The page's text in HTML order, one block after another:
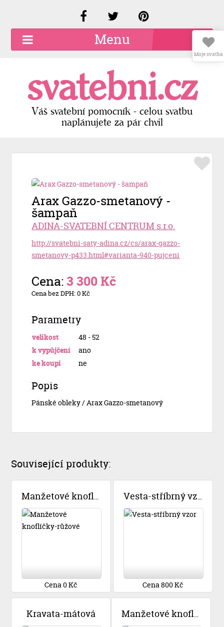
Menu
Kariéra
Kontakty
Přidat firmu
svatebni.cz
Váš svatební pomocník - celou svatbu
naplánujete za pár chvil
Arax Gazzo-smetanový -
šampaň
ADINA-SVATEBNÍ CENTRUM s.r.o.
http://svatebni-saty-adina.cz/cs/arax-gazzo-
smetanovy-p433.html#varianta-940-pujceni
Cena:3 300 Kč
Cena bez DPH: 0 Kč
Parametry
velikost
48 - 52
k vypůjčení
ano
ke koupi
ne
Popis
Pánské obleky / Arax Gazzo-smetanový
Související produkty:
Manžetové knoflíčky-růžové
Cena 0 Kč
Vesta-stříbrný vzor
Cena 800 Kč
Kravata-mátová Manžetové knoflíky-černé
Moje svatba